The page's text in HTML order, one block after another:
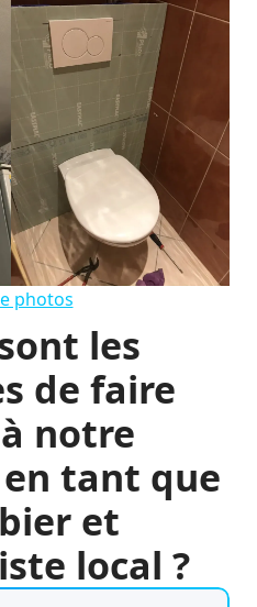
photos
les
de faire
notre
tant que
et
local ?